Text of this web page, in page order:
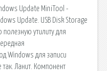
Update MiniTool -
Update. USB Disk Storage
полезную утилиту для
Windows для записи
так. Ланит. Компонент